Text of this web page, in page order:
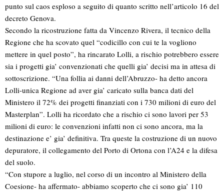
punto sul caos esploso a seguito di quanto scritto nell’articolo 16 del
decreto Genova.
Secondo la ricostruzione fatta da Vincenzo Rivera, il tecnico della
Regione che ha scovato quel “codicillo con cui te la vogliono
mettere in quel posto”, ha rincarato Lolli, a rischio potrebbero essere
sia i progetti gia’ convenzionati che quelli gia’ decisi ma in attesa di
sottoscrizione. “Una follia ai danni dell’Abruzzo- ha detto ancora
Lolli-unica Regione ad aver gia’ caricato sulla banca dati del
Ministero il 72% dei progetti finanziati con i 730 milioni di euro del
Masterplan”. Lolli ha ricordato che a rischio ci sono lavori per 53
milioni di euro: le convenzioni infatti non ci sono ancora, ma la
destinazione e’ gia’ definitiva. Tra queste la costruzione di un nuovo
depuratore, il collegamento del Porto di Ortona con l’A24 e la difesa
del suolo.
“Con stupore a luglio, nel corso di un incontro al Ministero della
Coesione- ha affermato- abbiamo scoperto che ci sono gia’ 110